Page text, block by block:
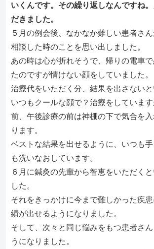
いくんです。その繰り返しなんですね
だきました。
５月の例会後、なかなか難しい患者さ
相談した時のことを思い出しました。
あの時は心が折れそうで、帰りの電車
たのですが情けない顔をしていました。
治療代をいただく分、結果を出さないと
いつもクールな顔で？治療をしていま
前、午後診療の前は神棚の下で気合を
ります。
ベストな結果を出せるように、いつも
も洗いなおしています。
６月に鍼灸の先輩から智恵をいただく
した。
それをきっかけに今まで難しかった疾
績が出せるようになりました。
そして、次々と同じ悩みをもつ患者さ
うになりました。